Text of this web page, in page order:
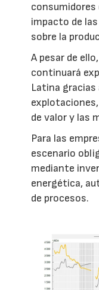
consumidores
impacto de
sobre la
A pesar de
continuará
Latina gracias
de valor y las
Para las
escenario
mediante
energética,
de procesos.